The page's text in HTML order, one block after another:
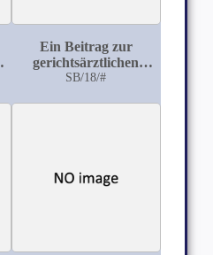
Ein Beitrag zur
gerichtsärztlichen
Würdigung der
SB/18/#